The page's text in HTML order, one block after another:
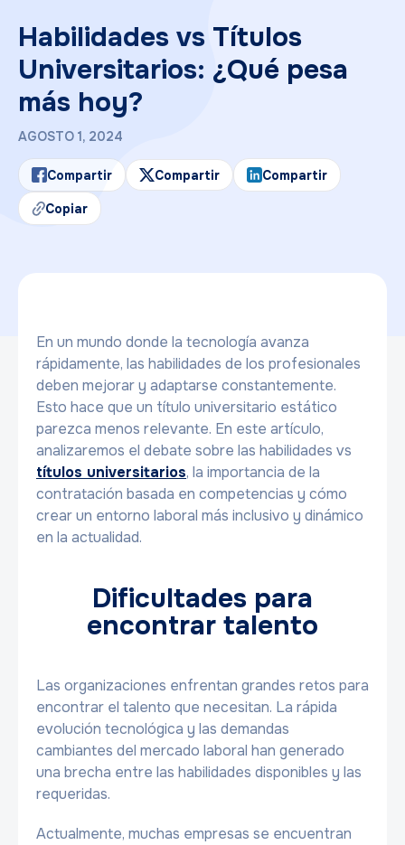
Habilidades vs Títulos
Universitarios: ¿Qué pesa
más hoy?
AGOSTO 1, 2024
Compartir Compartir Compartir
Copiar
En un mundo donde la tecnología avanza
rápidamente, las habilidades de los profesionales
deben mejorar y adaptarse constantemente.
Esto hace que un título universitario estático
parezca menos relevante. En este artículo,
analizaremos el debate sobre las habilidades vs
títulos universitarios, la importancia de la
contratación basada en competencias y cómo
crear un entorno laboral más inclusivo y dinámico
en la actualidad.
Dificultades para
encontrar talento
Las organizaciones enfrentan grandes retos para
encontrar el talento que necesitan. La rápida
evolución tecnológica y las demandas
cambiantes del mercado laboral han generado
una brecha entre las habilidades disponibles y las
requeridas.
Actualmente, muchas empresas se encuentran